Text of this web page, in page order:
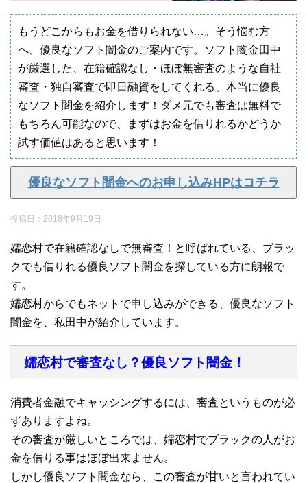
もうどこからもお金を借りられない…。そう悩む方
へ、優良なソフト闇金のご案内です。ソフト闇金田中
が厳選した、在籍確認なし・ほぼ無審査のような自社
審査・独自審査で即日融資をしてくれる、本当に優良
なソフト闇金を紹介します！ダメ元でも審査は無料で
もちろん可能なので、まずはお金を借りれるかどうか
試す価値はあると思います！
優良なソフト闇金へのお申し込みHPはコチラ
投稿日： 2018年9月19日
嬬恋村で在籍確認なしで無審査！と呼ばれている、ブラッ
クでも借りれる優良ソフト闇金を探している方に朗報で
す。
嬬恋村からでもネットで申し込みができる、優良なソフト
闇金を、私田中が紹介しています。
嬬恋村で審査なし？優良ソフト闇金！
消費者金融でキャッシングするには、審査というものが必
ずありますよね。
その審査が厳しいところでは、嬬恋村でブラックの人がお
金を借りる事はほぼ出来ません。
しかし優良ソフト闇金なら、この審査が甘いと言われてい